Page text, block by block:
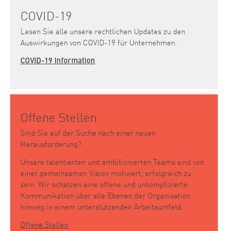
COVID-19
Lesen Sie alle unsere rechtlichen Updates zu den
Auswirkungen von COVID-19 für Unternehmen.
COVID-19 Information
Offene Stellen
Sind Sie auf der Suche nach einer neuen
Herausforderung?
Unsere talentierten und ambitionierten Teams sind von
einer gemeinsamen Vision motiviert, erfolgreich zu
sein. Wir schätzen eine offene und unkomplizierte
Kommunikation über alle Ebenen der Organisation
hinweg in einem unterstützenden Arbeitsumfeld.
Offene Stellen